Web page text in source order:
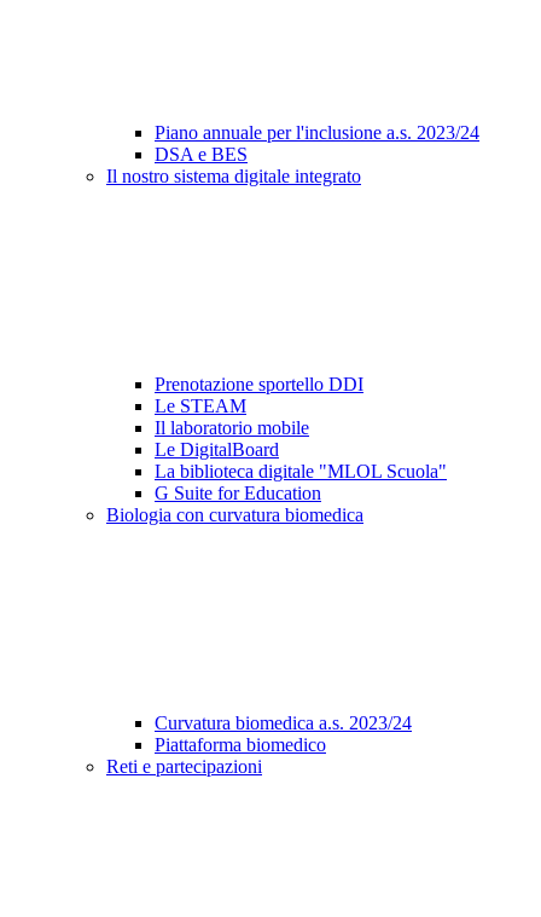
Piano annuale per l'inclusione a.s. 2023/24
DSA e BES
Il nostro sistema digitale integrato
Prenotazione sportello DDI
Le STEAM
Il laboratorio mobile
Le DigitalBoard
La biblioteca digitale "MLOL Scuola"
G Suite for Education
Biologia con curvatura biomedica
Curvatura biomedica a.s. 2023/24
Piattaforma biomedico
Reti e partecipazioni